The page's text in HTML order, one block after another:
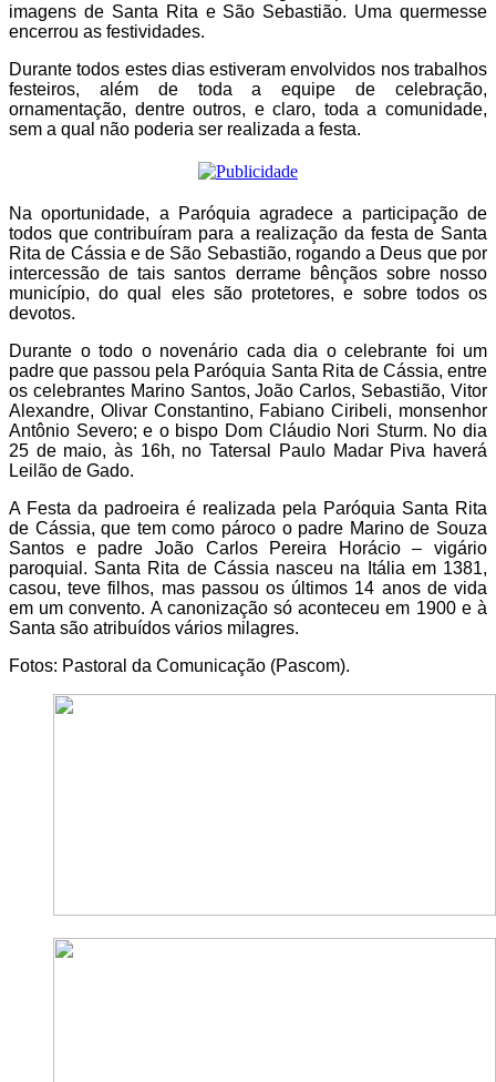
imagens de Santa Rita e São Sebastião. Uma quermesse
encerrou as festividades.
Durante todos estes dias estiveram envolvidos nos trabalhos
festeiros, além de toda a equipe de celebração,
ornamentação, dentre outros, e claro, toda a comunidade,
sem a qual não poderia ser realizada a festa.
Na oportunidade, a Paróquia agradece a participação de
todos que contribuíram para a realização da festa de Santa
Rita de Cássia e de São Sebastião, rogando a Deus que por
intercessão de tais santos derrame bênçãos sobre nosso
município, do qual eles são protetores, e sobre todos os
devotos.
Durante o todo o novenário cada dia o celebrante foi um
padre que passou pela Paróquia Santa Rita de Cássia, entre
os celebrantes Marino Santos, João Carlos, Sebastião, Vitor
Alexandre, Olivar Constantino, Fabiano Ciribeli, monsenhor
Antônio Severo; e o bispo Dom Cláudio Nori Sturm. No dia
25 de maio, às 16h, no Tatersal Paulo Madar Piva haverá
Leilão de Gado.
A Festa da padroeira é realizada pela Paróquia Santa Rita
de Cássia, que tem como pároco o padre Marino de Souza
Santos e padre João Carlos Pereira Horácio – vigário
paroquial. Santa Rita de Cássia nasceu na Itália em 1381,
casou, teve filhos, mas passou os últimos 14 anos de vida
em um convento. A canonização só aconteceu em 1900 e à
Santa são atribuídos vários milagres.
Fotos: Pastoral da Comunicação (Pascom).